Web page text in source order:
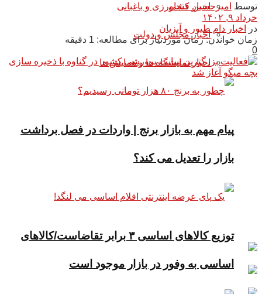
اخبار کشاورزی و باغبانی
اخبار مجلس و دولت
اخبار نمایشگاه ها و همایش ها
پیام مهم به بازار برنج | واردات در فصل برداشت
بازار را تعدیل می کند؟
توزیع کالاهای اساسی ۳ برابر تقاضاست/کالاهای
اساسی به وفور در بازار موجود است
توسط امیرحسین فتحی
خرداد ۹, ۱۴۰۲
در
اخبار دام طیور و آبزیان
زمان خواندن: زمان موردنیاز برای مطالعه: 1 دقیقه
0